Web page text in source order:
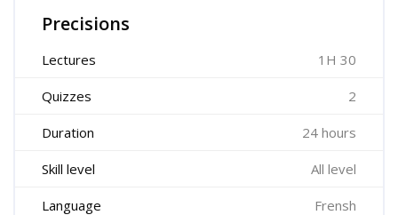
Precisions
Lectures 1H 30
Quizzes 2
Duration 24 hours
Skill level All level
Language Frensh